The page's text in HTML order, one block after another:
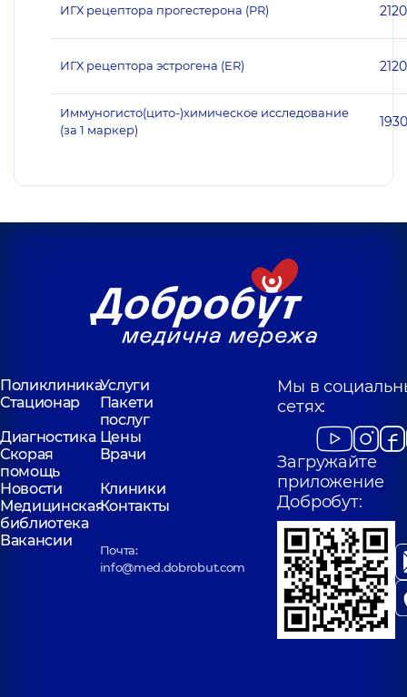
ИГХ рецептора прогестерона (PR) 2120
ИГХ рецептора эстрогена (ER) 2120
Иммуногисто(цито-)химическое исследование
(за 1 маркер)
1930
ПоликлиникаУслуги
Стационар
Пакети
послуг
Диагностика Цены
Скорая
помощь
Врачи
Новости
Клиники
Медицинская
библиотека
Контакты
Вакансии
Почта:
info@med.dobrobut.com
Мы в
сетях:
Загружайте
приложение
Добробут: